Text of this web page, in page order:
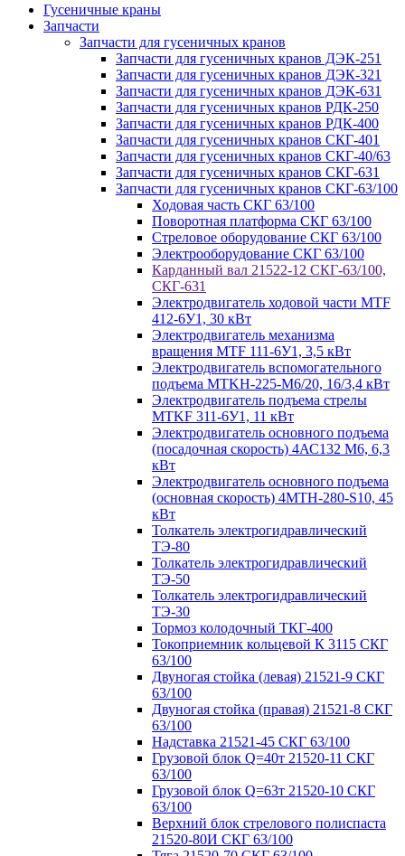
Гусеничные краны
Запчасти
Запчасти для гусеничных кранов
Запчасти для гусеничных кранов ДЭК-251
Запчасти для гусеничных кранов ДЭК-321
Запчасти для гусеничных кранов ДЭК-631
Запчасти для гусеничных кранов РДК-250
Запчасти для гусеничных кранов РДК-400
Запчасти для гусеничных кранов СКГ-401
Запчасти для гусеничных кранов СКГ-40/63
Запчасти для гусеничных кранов СКГ-631
Запчасти для гусеничных кранов СКГ-63/100
Ходовая часть СКГ 63/100
Поворотная платформа СКГ 63/100
Стреловое оборудование СКГ 63/100
Электрооборудование СКГ 63/100
Карданный вал 21522-12 СКГ-63/100,
СКГ-631
Электродвигатель ходовой части MTF
412-6У1, 30 кВт
Электродвигатель механизма
вращения MTF 111-6У1, 3,5 кВт
Электродвигатель вспомогательного
подъема MTKH-225-М6/20, 16/3,4 кВт
Электродвигатель подъема стрелы
MTKF 311-6У1, 11 кВт
Электродвигатель основного подъема
(посадочная скорость) 4АС132 М6, 6,3
кВт
Электродвигатель основного подъема
(основная скорость) 4MTH-280-S10, 45
кВт
Толкатель электрогидравлический
ТЭ-80
Толкатель электрогидравлический
ТЭ-50
Толкатель электрогидравлический
ТЭ-30
Тормоз колодочный ТКГ-400
Токоприемник кольцевой К 3115 СКГ
63/100
Двуногая стойка (левая) 21521-9 СКГ
63/100
Двуногая стойка (правая) 21521-8 СКГ
63/100
Надставка 21521-45 СКГ 63/100
Грузовой блок Q=40т 21520-11 СКГ
63/100
Грузовой блок Q=63т 21520-10 СКГ
63/100
Верхний блок стрелового полиспаста
21520-80И СКГ 63/100